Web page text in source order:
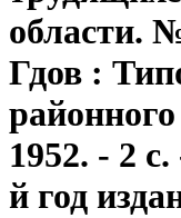
области.
Гдов :
районного
1952. - 2
й год